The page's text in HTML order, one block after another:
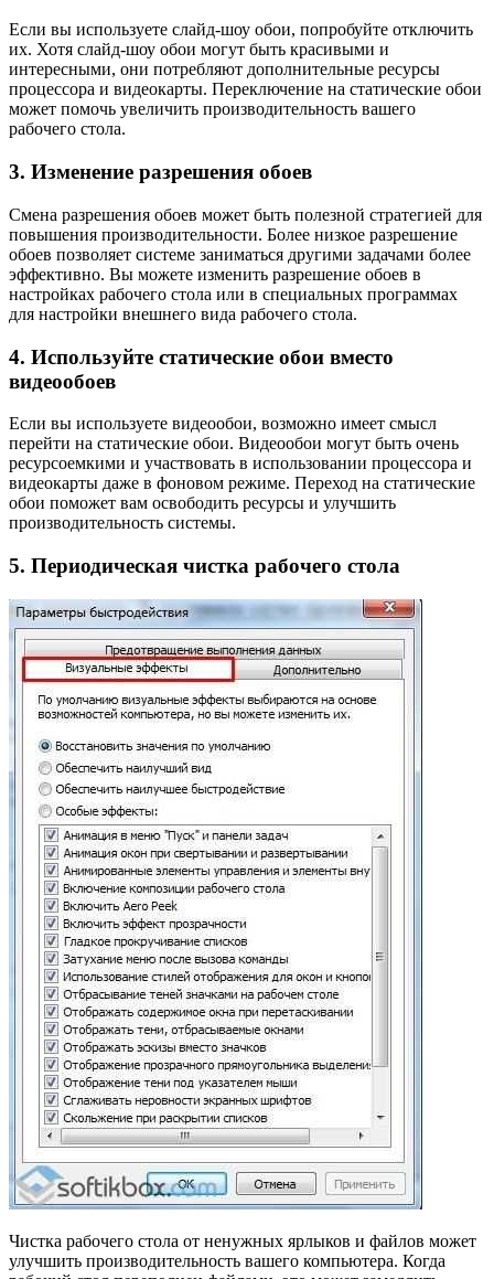
Если вы используете слайд-шоу обои, попробуйте отключить
их. Хотя слайд-шоу обои могут быть красивыми и
интересными, они потребляют дополнительные ресурсы
процессора и видеокарты. Переключение на статические обои
может помочь увеличить производительность вашего
рабочего стола.
3. Изменение разрешения обоев
Смена разрешения обоев может быть полезной стратегией для
повышения производительности. Более низкое разрешение
обоев позволяет системе заниматься другими задачами более
эффективно. Вы можете изменить разрешение обоев в
настройках рабочего стола или в специальных программах
для настройки внешнего вида рабочего стола.
4. Используйте статические обои вместо
видеообоев
Если вы используете видеообои, возможно имеет смысл
перейти на статические обои. Видеообои могут быть очень
ресурсоемкими и участвовать в использовании процессора и
видеокарты даже в фоновом режиме. Переход на статические
обои поможет вам освободить ресурсы и улучшить
производительность системы.
5. Периодическая чистка рабочего стола
Чистка рабочего стола от ненужных ярлыков и файлов может
улучшить производительность вашего компьютера. Когда